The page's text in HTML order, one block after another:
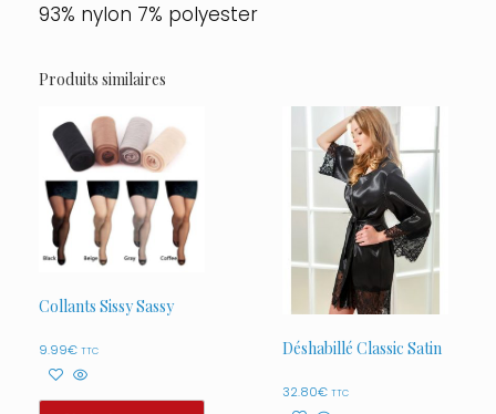
93% nylon 7% polyester
Produits similaires
Collants Sissy Sassy
9.99€ TTC Déshabillé Classic Satin
32.80€ TTC